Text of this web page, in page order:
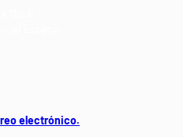
electrónico.